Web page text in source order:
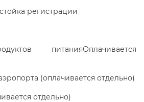
регистрации
питанияОплачивается
(оплачивается отдельно)
отдельно)